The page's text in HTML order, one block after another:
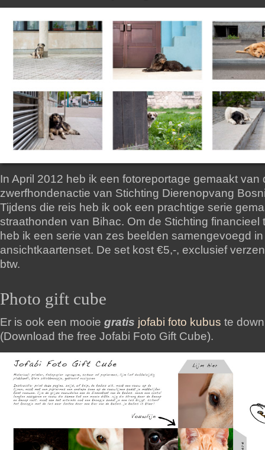
In April 2012 heb ik een fotoreportage gemaakt van
zwerfhondenactie van Stichting Dierenopvang
Tijdens die reis heb ik ook een prachtige serie
straathonden van Bihac. Om de Stichting financieel
heb ik een serie van zes beelden samengevoegd
ansichtkaartenset. De set kost €5,-, exclusief
btw.
Photo gift cube
Er is ook een mooie gratis jofabi foto kubus te
(Download the free Jofabi Foto Gift Cube).